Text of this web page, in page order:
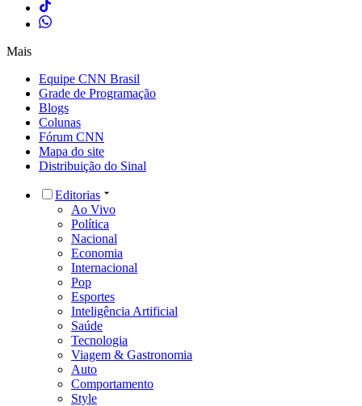
Mais
Equipe CNN Brasil
Grade de Programação
Blogs
Colunas
Fórum CNN
Mapa do site
Distribuição do Sinal
Editorias
Ao Vivo
Política
Nacional
Economia
Internacional
Pop
Esportes
Inteligência Artificial
Saúde
Tecnologia
Viagem & Gastronomia
Auto
Comportamento
Style